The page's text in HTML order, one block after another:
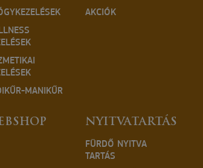
MANIKŰR
AKCIÓK
NYITVATARTÁS
FÜRDŐ NYITVA
TARTÁS